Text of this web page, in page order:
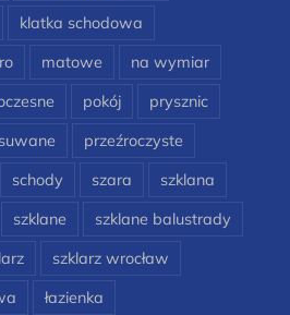
klatka schodowa
matowe
na wymiar
pokój
prysznic
przeźroczyste
schody szara
szklana
szklane
szklane balustrady
szklarz wrocław
łazienka